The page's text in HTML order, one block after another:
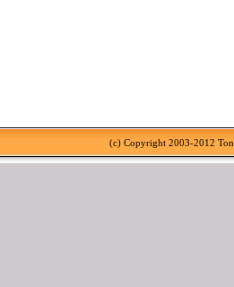
(c) Copyright 2003-2012